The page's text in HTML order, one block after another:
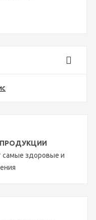
самые здоровые и